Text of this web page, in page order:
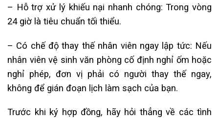
– Hỗ trợ xử lý khiếu nại nhanh chóng: Trong vòng
24 giờ là tiêu chuẩn tối thiểu.
– Có chế độ thay thế nhân viên ngay lập tức: Nếu
nhân viên vệ sinh văn phòng cố định nghỉ ốm hoặc
nghỉ phép, đơn vị phải có người thay thế ngay,
không để gián đoạn lịch làm sạch của bạn.
Trước khi ký hợp đồng, hãy hỏi thẳng về các tình